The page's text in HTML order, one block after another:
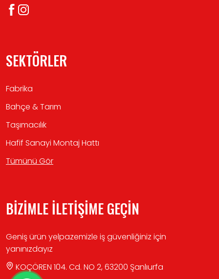
SEKTÖRLER
Fabrika
Bahçe & Tarım
Taşımacılık
Hafif Sanayi Montaj Hattı
Tümünü Gör
BİZİMLE İLETİŞİME GEÇİN
Geniş ürün yelpazemizle iş güvenliğiniz için
yanınızdayız
KOÇÖREN 104. Cd. NO 2, 63200 Şanlıurfa